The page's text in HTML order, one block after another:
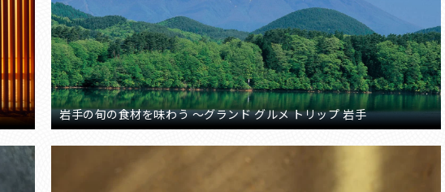
岩手の旬の食材を味わう ～グランド グルメ トリップ 岩手